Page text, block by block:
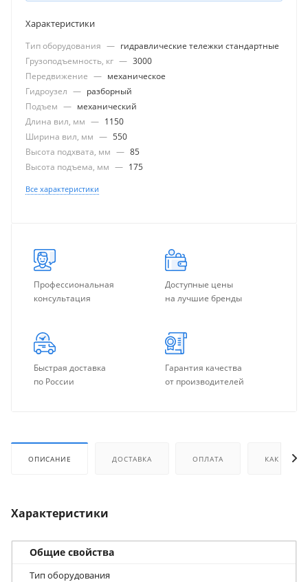
Характеристики
Тип оборудования — гидравлические тележки стандартные
Грузоподъемность, кг — 3000
Передвижение — механическое
Гидроузел — разборный
Подъем — механический
Длина вил, мм — 1150
Ширина вил, мм — 550
Высота подхвата, мм — 85
Высота подъема, мм — 175
Все характеристики
Профессиональная
консультация
Доступные цены
на лучшие бренды
Быстрая доставка
по России
Гарантия качества
от производителей
ОПИСАНИЕ ДОСТАВКА ОПЛАТА КАК
Характеристики
Общие свойства
Тип оборудования